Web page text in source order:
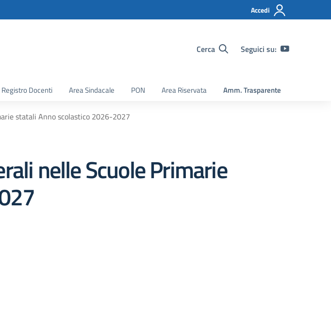
Accedi
Cerca Seguici su:
Registro Docenti Area Sindacale PON Area Riservata Amm. Trasparente
statali Anno scolastico 2026-2027
nelle Scuole Primarie